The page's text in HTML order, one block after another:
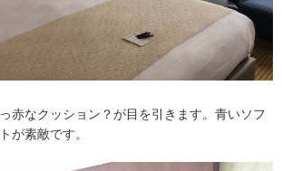
赤なクッション？が目を引きます。青いソフ
が素敵です。